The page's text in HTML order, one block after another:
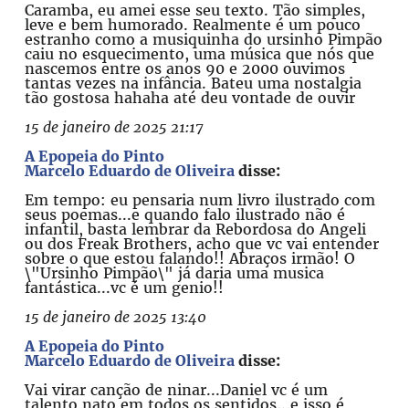
Caramba, eu amei esse seu texto. Tão simples,
leve e bem humorado. Realmente é um pouco
estranho como a musiquinha do ursinho Pimpão
caiu no esquecimento, uma música que nós que
nascemos entre os anos 90 e 2000 ouvimos
tantas vezes na infância. Bateu uma nostalgia
tão gostosa hahaha até deu vontade de ouvir
15 de janeiro de 2025 21:17
A Epopeia do Pinto
Marcelo Eduardo de Oliveira disse:
Em tempo: eu pensaria num livro ilustrado com
seus poemas...e quando falo ilustrado não é
infantil, basta lembrar da Rebordosa do Angeli
ou dos Freak Brothers, acho que vc vai entender
sobre o que estou falando!! Abraços irmão! O
\"Ursinho Pimpão\" já daria uma musica
fantástica...vc é um genio!!
15 de janeiro de 2025 13:40
A Epopeia do Pinto
Marcelo Eduardo de Oliveira disse:
Vai virar canção de ninar...Daniel vc é um
talento nato em todos os sentidos...e isso é